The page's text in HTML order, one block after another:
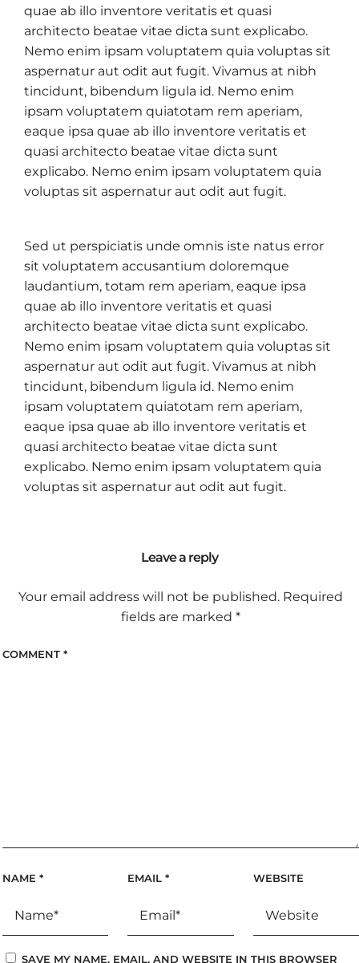
quae ab illo inventore veritatis et quasi
architecto beatae vitae dicta sunt explicabo.
Nemo enim ipsam voluptatem quia voluptas sit
aspernatur aut odit aut fugit. Vivamus at nibh
tincidunt, bibendum ligula id. Nemo enim
ipsam voluptatem quiatotam rem aperiam,
eaque ipsa quae ab illo inventore veritatis et
quasi architecto beatae vitae dicta sunt
explicabo. Nemo enim ipsam voluptatem quia
voluptas sit aspernatur aut odit aut fugit.
Sed ut perspiciatis unde omnis iste natus error
sit voluptatem accusantium doloremque
laudantium, totam rem aperiam, eaque ipsa
quae ab illo inventore veritatis et quasi
architecto beatae vitae dicta sunt explicabo.
Nemo enim ipsam voluptatem quia voluptas sit
aspernatur aut odit aut fugit. Vivamus at nibh
tincidunt, bibendum ligula id. Nemo enim
ipsam voluptatem quiatotam rem aperiam,
eaque ipsa quae ab illo inventore veritatis et
quasi architecto beatae vitae dicta sunt
explicabo. Nemo enim ipsam voluptatem quia
voluptas sit aspernatur aut odit aut fugit.
Leave a reply
Your email address will not be published. Required
fields are marked *
COMMENT *
NAME * EMAIL* WEBSITE
SAVE MY NAME, EMAIL, AND WEBSITE IN THIS BROWSER